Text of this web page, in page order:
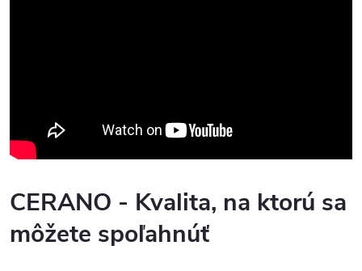
CERANO - Kvalita, na ktorú sa
môžete spoľahnúť